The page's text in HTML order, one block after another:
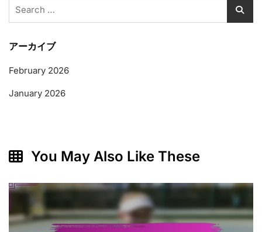
アーカイブ
February 2026
January 2026
You May Also Like These